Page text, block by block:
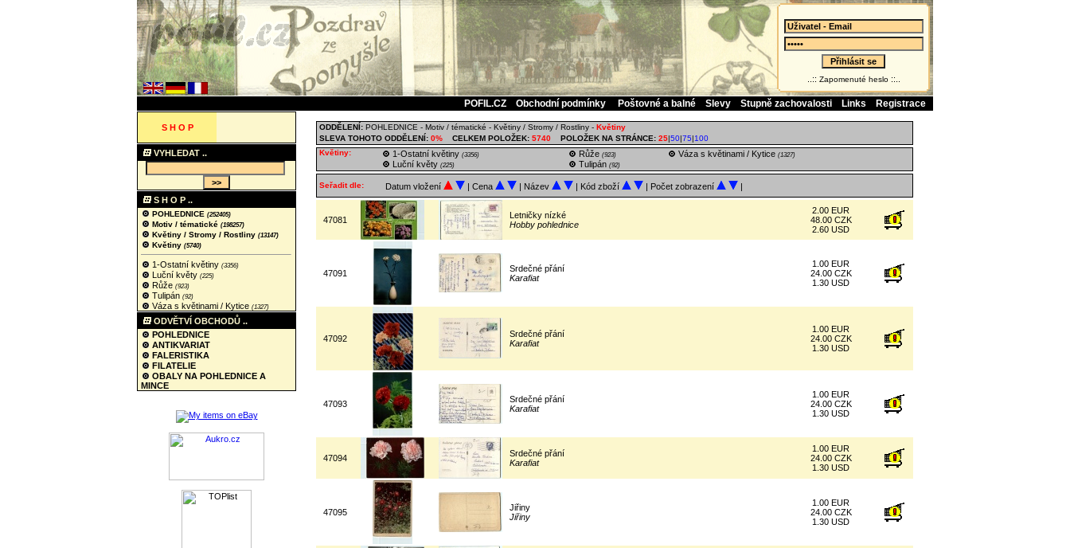
..:: Zapomenuté heslo ::..
POFIL.CZ Obchodní podmínky Poštovné a balné Slevy Stupně zachovalosti Links Registrace
S H O P
VYHLEDAT ..
S H O P ..
POHLEDNICE (252405)
Motiv / tématické (198257)
Květiny / Stromy / Rostliny (13147)
Květiny (5740)
1-Ostatní květiny (3356)
Luční květy (225)
Růže (923)
Tulipán (92)
Váza s květinami / Kytice (1327)
ODVĚTVÍ OBCHODŮ ..
POHLEDNICE
ANTIKVARIAT
FALERISTIKA
FILATELIE
OBALY NA POHLEDNICE A
MINCE
ODDĚLENÍ: POHLEDNICE - Motiv / tématické - Květiny / Stromy / Rostliny - Květiny
SLEVA TOHOTO ODDĚLENÍ: 0% CELKEM POLOŽEK: 5740 POLOŽEK NA STRÁNCE: 25|50|75|100
Květiny:
1-Ostatní květiny (3356)
Luční květy (225)
Růže (923)
Tulipán (92)
Váza s květinami / Kytice (1327)
Seřadit dle: Datum vložení | Cena | Název | Kód zboží | Počet zobrazení |
47081
Letničky nízké
Hobby pohlednice
2.00 EUR
48.00 CZK
2.60 USD
47091
Srdečné přání
Karafiat
1.00 EUR
24.00 CZK
1.30 USD
47092
Srdečné přání
Karafiat
1.00 EUR
24.00 CZK
1.30 USD
47093
Srdečné přání
Karafiat
1.00 EUR
24.00 CZK
1.30 USD
47094
Srdečné přání
Karafiat
1.00 EUR
24.00 CZK
1.30 USD
47095
Jiřiny
Jiřiny
1.00 EUR
24.00 CZK
1.30 USD